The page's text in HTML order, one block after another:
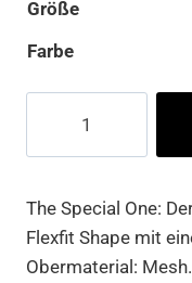
Größe
Farbe
Athletic
Mesh
The Special One:
Flexfit Shape mit
Obermaterial: